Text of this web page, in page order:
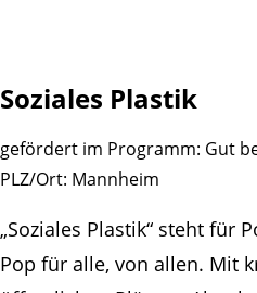
Soziales Plastik
gefördert im Programm: Gut
PLZ/Ort: Mannheim
„Soziales Plastik“ steht für
Pop für alle, von allen. Mit